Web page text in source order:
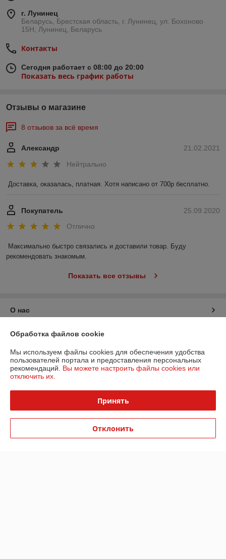
г. Лунинец
Беларусь, Брестская область, г. Лунинец, ул. Бохоново
15Н, Лунинец, Беларусь
Контакты
Сегодня работает с 08:00 до 20:00
Показать весь график работы
Отзывы о магазине
8 отзывов за всё время
21.02.2021
Александр
Нейтрально
Доставка, оказалась, платная. Хотя написано от 700р бесплатно.
25.09.2020
Покупатель
Отлично
Максимально быстро связались и доставили товар. Буду
рекомендовать знакомым.
Показать все отзывы
О нас
Контакты
Доставка и оплата
График работы
Политика обработки cookies
Обработка файлов cookie
Мы используем файлы cookies для обеспечения удобства
пользователей портала и предоставления персональных
рекомендаций. Вы можете настроить файлы cookies или
отключить их.
Принять
Отклонить